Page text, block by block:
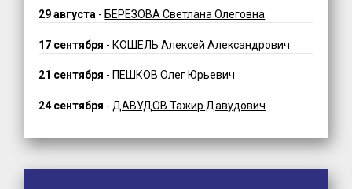
29 августа - БЕРЕЗОВА Светлана Олеговна
17 сентября - КОШЕЛЬ Алексей Александрович
21 сентября - ПЕШКОВ Олег Юрьевич
24 сентября - ДАВУДОВ Тажир Давудович